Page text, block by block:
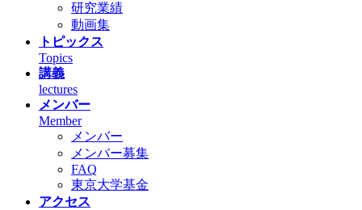
研究業績
動画集
トピックス
Topics
講義
lectures
メンバー
Member
メンバー
メンバー募集
FAQ
東京大学基金
アクセス